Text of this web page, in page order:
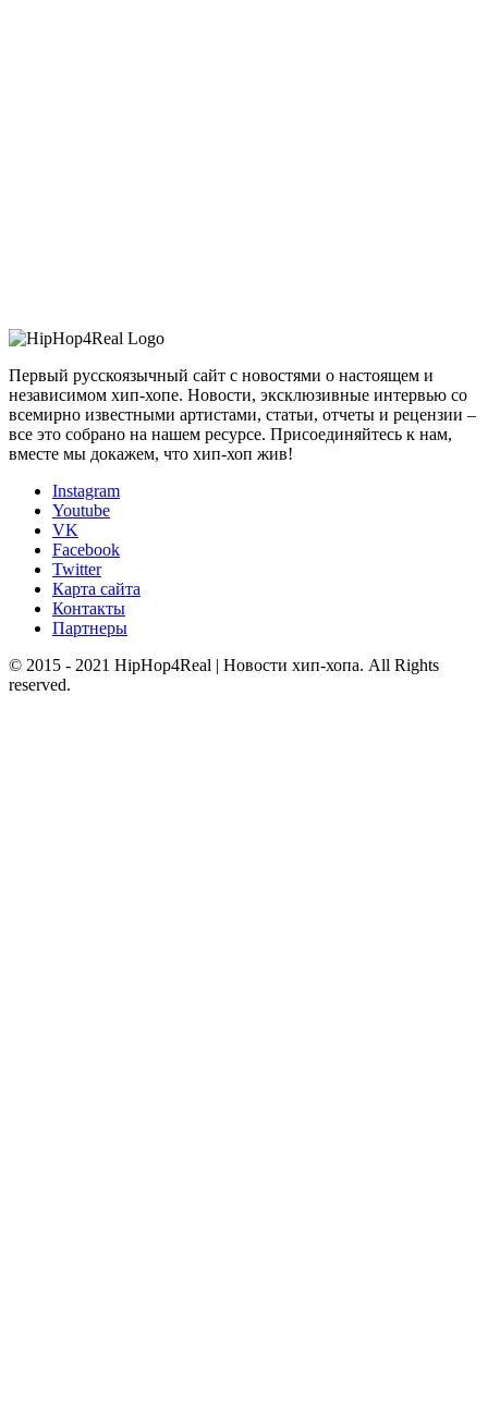
Первый русскоязычный сайт с новостями о настоящем и
независимом хип-хопе. Новости, эксклюзивные интервью со
всемирно известными артистами, статьи, отчеты и рецензии –
все это собрано на нашем ресурсе. Присоединяйтесь к нам,
вместе мы докажем, что хип-хоп жив!
Instagram
Youtube
VK
Facebook
Twitter
Карта сайта
Контакты
Партнеры
© 2015 - 2021 HipHop4Real | Новости хип-хопа. All Rights
reserved.